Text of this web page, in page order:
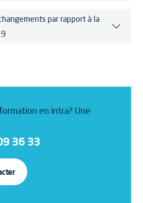
par rapport à la
en intra? Une
36 33